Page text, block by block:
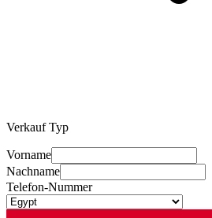
Verkauf Typ
Vorname
Nachname
Telefon-Nummer